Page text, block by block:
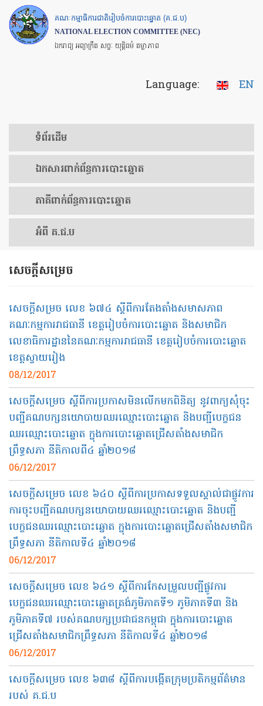
Skip
to
main
គណៈកម្មាធិការជាតិរៀបចំការបោះឆ្នោត (គ.ជ.ប)
NATIONAL ELECTION COMMITTEE (NEC)
ឯករាជ្យ អព្យាក្រឹត សច្ចៈ យុត្តិធម៌ តម្លាភាព
Language: EN
ទំព័រ​ដើម
ឯកសារ​ពាក់ព័ន្ធ​ការ​បោះឆ្នោត
​ភាគីពាក់ព័ន្ធ​​ការ​បោះឆ្នោត
អំពី គ.ជ.ប
សេចក្ដី​សម្រេច​
សេចក្ដី​សម្រច លេខ ៦៧៤ ស្ដីពី​ការ​តែង​តាំង​សមាសភាព​
គណៈកម្មការ​រាជធានី ខេត្ត​រៀបចំ​ការ​បោះ​ឆ្នោត​ និង​សមាជិក​
លេខាធិការ​ដ្ឋាន​នៃ​គណៈកម្មការ​រាជធានី​ ខេត្ត​រៀបចំការ​បោះ​ឆ្នោត​
ខេត្តស្វាយរៀង
08/12/2017
សេចក្ដី​សម្រេច​ ស្ដីពី​ការ​ប្រកាសមិនលើក​មក​ពិនិត្យ​ នូវ​ពាក្យ​សុំ​ចុះ​
បញ្ជី​គណបក្ស​នយោបាយ​ឈរឈ្មោះ​បោះ​ឆ្នោត និង​បញ្ជី​បេក្ខជន​
ឈរឈ្មោះ​បោះ​ឆ្នោត ក្នុង​ការ​បោះ​ឆ្នោត​ជ្រើស​តាំង​សមាជិក​
ព្រឹទ្ធសភា នីតិកាលពី៤ ឆ្នាំ​២០១៨
06/12/2017
សេចក្ដី​សម្រេច លេខ ៦៤០ ស្ដីពី​ការ​ប្រកាសទទួល​ស្គាល់​ជាផ្លូវការ​
ការ​ចុះ​បញ្ជី​គណបក្ស​នយោបាយឈរ​ឈ្មោះ​បោះ​ឆ្នោត​ និង​បញ្ជី​
បេក្ខជន​ឈរ​ឈ្មោះ​បោះ​ឆ្នោត ក្នុង​ការ​បោះ​ឆ្នោត​ជ្រើស​តាំង​សមាជិក​
ព្រឹទ្ធសភា នីតិកាលទី​៤ ឆ្នាំ​២០១៨
06/12/2017
សេចក្ដី​សម្រេច លេខ ៦៤១ ស្ដីពី​ការ​កែ​សម្រួល​បញ្ជី​ផ្លូវការ
បេក្ខជន​ឈរឈ្មោះ​បោះ​ឆ្នោត​ត្រង់​ភូមិភាគទី​១ ភូមិភាគទី​៣ និង​
ភូមិភាគទី៧ របស់​គណបក្សប្រជាជន​កម្ពុជា ក្នុង​ការ​បោះ​ឆ្នោត​
ជ្រើស​តាំង​សមាជិក​ព្រឹទ្ធសភា នីតិកាលទី​៤ ឆ្នាំ​២០១៨
06/12/2017
សេចក្ដី​សម្រេច លេខ ៦៣៨​ ស្ដីពី​ការ​បង្កើត​ក្រុម​ប្រតិកម្មព័ត៌មាន​
របស់​ គ.ជ.ប